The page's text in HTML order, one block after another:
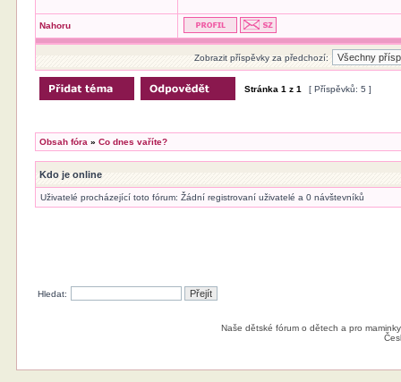
Nahoru
Zobrazit příspěvky za předchozí:
Stránka1 z1 [ Příspěvků: 5 ]
Obsah fóra »Co dnes vaříte?
Kdo je online
Uživatelé procházející toto fórum: Žádní registrovaní uživatelé a 0 návštevníků
Hledat:
Naše dětské fórum o dětech a pro